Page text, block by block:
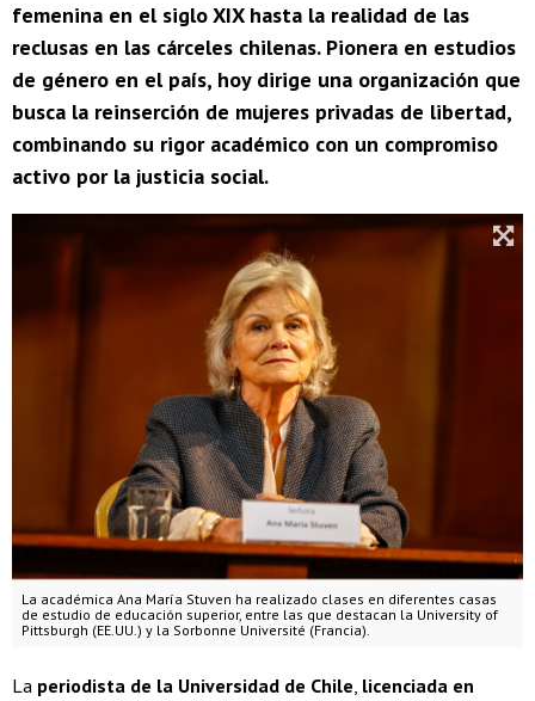
femenina en el siglo XIX hasta la realidad de las
reclusas en las cárceles chilenas. Pionera en estudios
de género en el país, hoy dirige una organización que
busca la reinserción de mujeres privadas de libertad,
combinando su rigor académico con un compromiso
activo por la justicia social.
La académica Ana María Stuven ha realizado clases en diferentes casas
de estudio de educación superior, entre las que destacan la University of
Pittsburgh (EE.UU.) y la Sorbonne Université (Francia).
La periodista de la Universidad de Chile, licenciada en